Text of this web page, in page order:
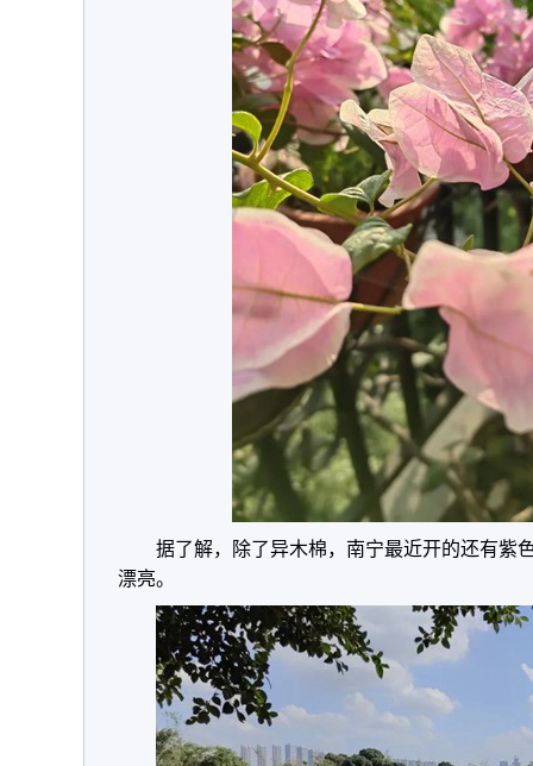
据了解，除了异木棉，南宁最近开的还有紫
漂亮。